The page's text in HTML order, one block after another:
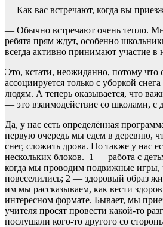
— Как вас встречают, когда вы
— Обычно встречают очень тепло.
ребята прям ждут, особенно
всегда активно принимают участие
Это, кстати, неожиданно, потому что
ассоциируется только с уборкой
людям. А теперь оказывается, что
— это взаимодействие со школами, с
Да, у нас есть определённая
первую очередь мы едем в деревню,
снег, сложить дрова. Но также у нас
нескольких блоков. 1 — работа с
когда мы проводим подвижные игры,
повеселились; 2 — здоровый образ
им мы рассказываем, как вести
интересном формате. Бывает, мы
учителя просят провести какой-то
послушали кого-то другого со